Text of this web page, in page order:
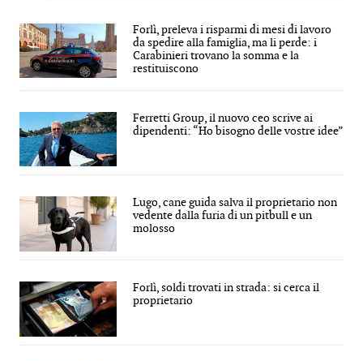
Forlì, preleva i risparmi di mesi di lavoro
da spedire alla famiglia, ma li perde: i
Carabinieri trovano la somma e la
restituiscono
Ferretti Group, il nuovo ceo scrive ai
dipendenti: “Ho bisogno delle vostre idee”
Lugo, cane guida salva il proprietario non
vedente dalla furia di un pitbull e un
molosso
Forlì, soldi trovati in strada: si cerca il
proprietario